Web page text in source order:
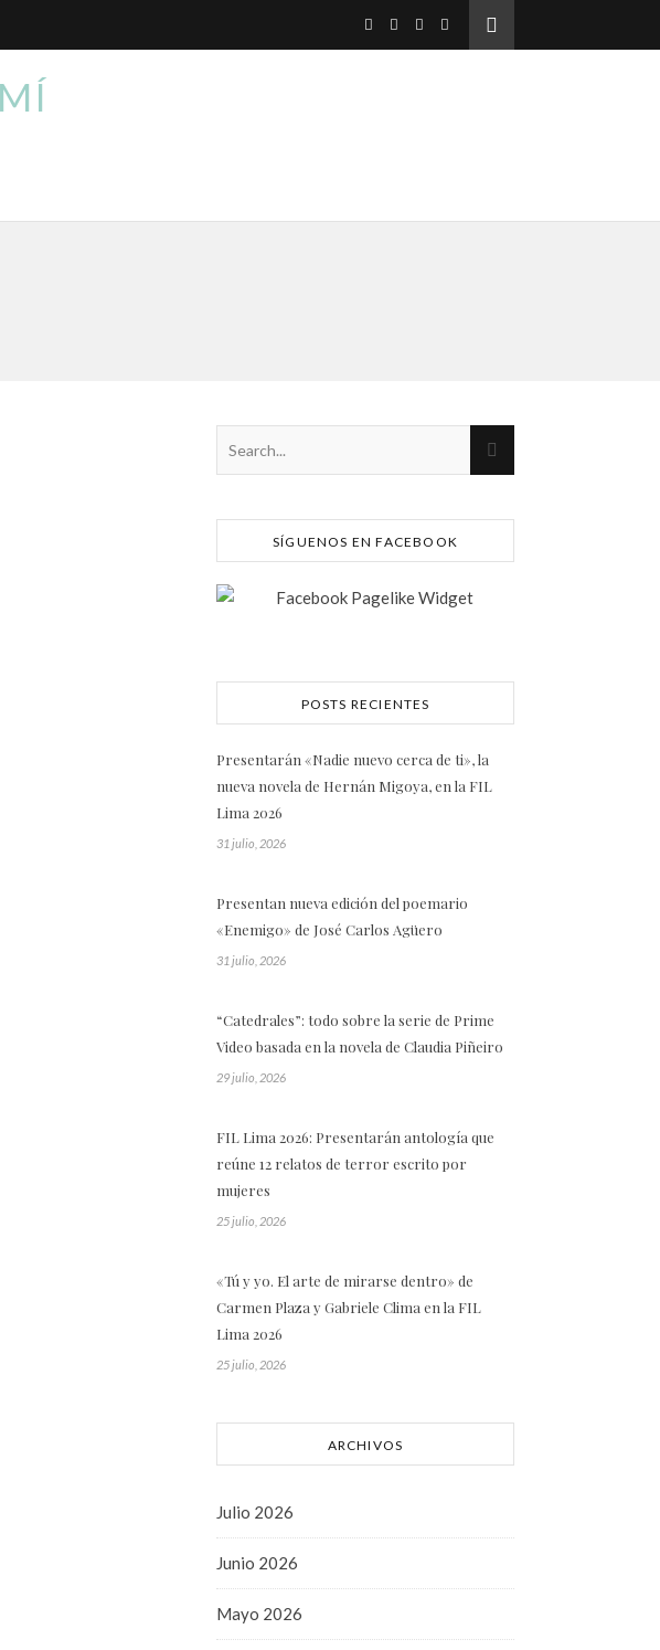
SÍGUENOS EN FACEBOOK
POSTS RECIENTES
Presentarán «Nadie nuevo cerca de ti», la
nueva novela de Hernán Migoya, en la FIL
Lima 2026
31 julio, 2026
Presentan nueva edición del poemario
«Enemigo» de José Carlos Agüero
31 julio, 2026
“Catedrales”: todo sobre la serie de Prime
Video basada en la novela de Claudia Piñeiro
29 julio, 2026
FIL Lima 2026: Presentarán antología que
reúne 12 relatos de terror escrito por
mujeres
25 julio, 2026
«Tú y yo. El arte de mirarse dentro» de
Carmen Plaza y Gabriele Clima en la FIL
Lima 2026
25 julio, 2026
ARCHIVOS
Julio 2026
Junio 2026
Mayo 2026